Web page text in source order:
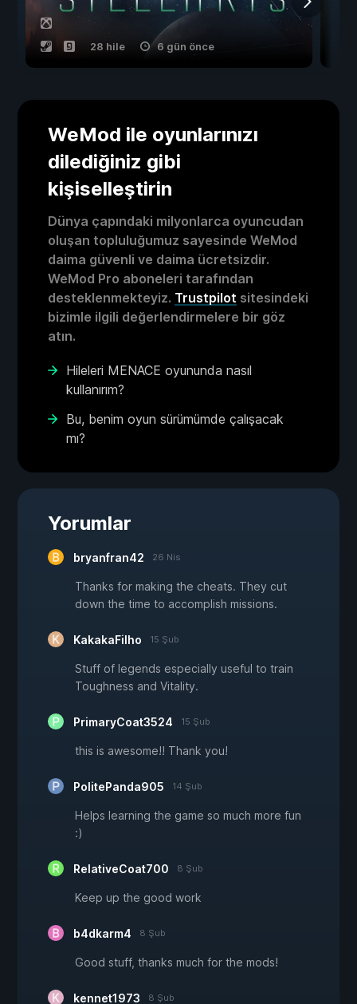
28 hile 6 gün önce
WeMod ile oyunlarınızı
dilediğiniz gibi
kişiselleştirin
Dünya çapındaki milyonlarca oyuncudan
oluşan topluluğumuz sayesinde WeMod
daima güvenli ve daima ücretsizdir.
WeMod Pro aboneleri tarafından
desteklenmekteyiz. Trustpilot sitesindeki
bizimle ilgili değerlendirmelere bir göz
atın.
Hileleri MENACE oyununda nasıl
kullanırım?
Bu, benim oyun sürümümde çalışacak
mı?
Yorumlar
bryanfran42 26 Nis
Thanks for making the cheats. They cut
down the time to accomplish missions.
KakakaFilho 15 Şub
Stuff of legends especially useful to train
Toughness and Vitality.
PrimaryCoat3524 15 Şub
this is awesome!! Thank you!
PolitePanda905 14 Şub
Helps learning the game so much more fun
:)
RelativeCoat700 8 Şub
Keep up the good work
b4dkarm4 8 Şub
Good stuff, thanks much for the mods!
kennet1973 8 Şub